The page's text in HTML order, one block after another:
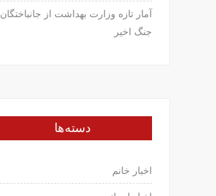
آمار تازه وزارت بهداشت از جانباختگان
جنگ اخیر
دسته‌ها
اخبار خانم